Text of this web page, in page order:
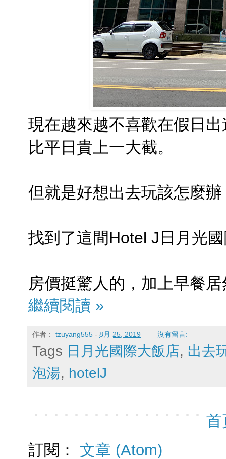
現在越來越不喜歡在假日
比平日貴上一大截。
但就是好想出去玩該怎麼
找到了這間Hotel J日月光
房價挺驚人的，加上早餐
繼續閱讀 »
作者： tzuyang555 - 8月 25, 2019 沒有留言:
Tags 日月光國際大飯店, 出去
泡湯, hotelJ
首
訂閱： 文章 (Atom)